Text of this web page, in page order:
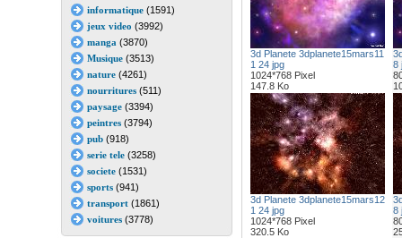
informatique(1591)
jeux video (3992)
manga (3870)
Musique(3513)
nature(4261)
nourritures(511)
paysage(3394)
peintres(3794)
pub(918)
serie tele(3258)
societe(1531)
sports(941)
transport(1861)
voitures(3778)
3d Planete 3dplanete15mars11
1 24 jpg
1024*768 Pixel
147.8 Ko
8
3d Planete 3dplanete15mars12
1 24 jpg
1024*768 Pixel
320.5 Ko
8